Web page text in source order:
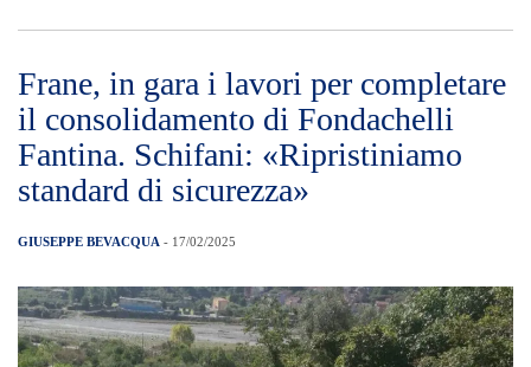
Frane, in gara i lavori per completare
il consolidamento di Fondachelli
Fantina. Schifani: «Ripristiniamo
standard di sicurezza»
GIUSEPPE BEVACQUA - 17/02/2025